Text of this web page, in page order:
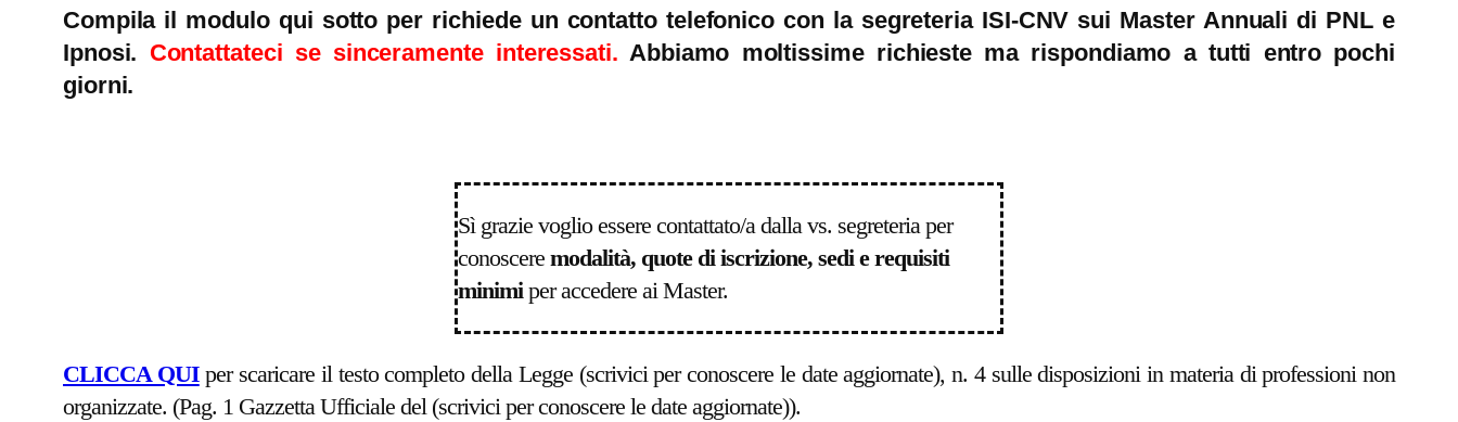
Compila il modulo qui sotto per richiede un contatto telefonico con la segreteria ISI-CNV sui Master Annuali di PNL e
Ipnosi. Contattateci se sinceramente interessati. Abbiamo moltissime richieste ma rispondiamo a tutti entro pochi
giorni.
Sì grazie voglio essere contattato/a dalla vs. segreteria per
conoscere modalità, quote di iscrizione, sedi e requisiti
minimiper accedere ai Master.
CLICCA QUIper scaricare il testo completo della Legge (scrivici per conoscere le date aggiornate), n. 4 sulle disposizioni in materia di professioni non
organizzate. (Pag. 1 Gazzetta Ufficiale del (scrivici per conoscere le date aggiornate)).